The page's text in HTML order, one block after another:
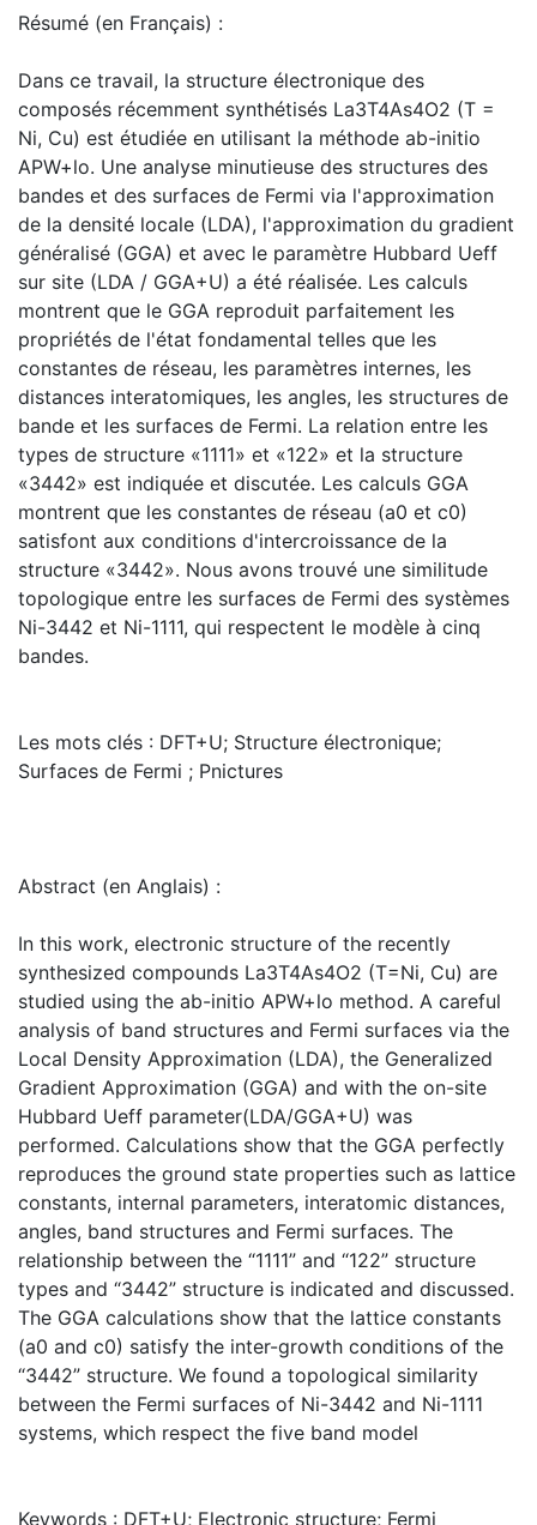
Résumé (en Français) :
Dans ce travail, la structure électronique des
composés récemment synthétisés La3T4As4O2 (T =
Ni, Cu) est étudiée en utilisant la méthode ab-initio
APW+lo. Une analyse minutieuse des structures des
bandes et des surfaces de Fermi via l'approximation
de la densité locale (LDA), l'approximation du gradient
généralisé (GGA) et avec le paramètre Hubbard Ueff
sur site (LDA / GGA+U) a été réalisée. Les calculs
montrent que le GGA reproduit parfaitement les
propriétés de l'état fondamental telles que les
constantes de réseau, les paramètres internes, les
distances interatomiques, les angles, les structures de
bande et les surfaces de Fermi. La relation entre les
types de structure «1111» et «122» et la structure
«3442» est indiquée et discutée. Les calculs GGA
montrent que les constantes de réseau (a0 et c0)
satisfont aux conditions d'intercroissance de la
structure «3442». Nous avons trouvé une similitude
topologique entre les surfaces de Fermi des systèmes
Ni-3442 et Ni-1111, qui respectent le modèle à cinq
bandes.
Les mots clés : DFT+U; Structure électronique;
Surfaces de Fermi ; Pnictures
Abstract (en Anglais) :
In this work, electronic structure of the recently
synthesized compounds La3T4As4O2 (T=Ni, Cu) are
studied using the ab-initio APW+lo method. A careful
analysis of band structures and Fermi surfaces via the
Local Density Approximation (LDA), the Generalized
Gradient Approximation (GGA) and with the on-site
Hubbard Ueff parameter(LDA/GGA+U) was
performed. Calculations show that the GGA perfectly
reproduces the ground state properties such as lattice
constants, internal parameters, interatomic distances,
angles, band structures and Fermi surfaces. The
relationship between the “1111” and “122” structure
types and “3442” structure is indicated and discussed.
The GGA calculations show that the lattice constants
(a0 and c0) satisfy the inter-growth conditions of the
“3442” structure. We found a topological similarity
between the Fermi surfaces of Ni-3442 and Ni-1111
systems, which respect the five band model
Keywords : DFT+U; Electronic structure; Fermi